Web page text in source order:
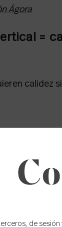
Ágora
=
calidez
para dirigir la
de
al lado más
de